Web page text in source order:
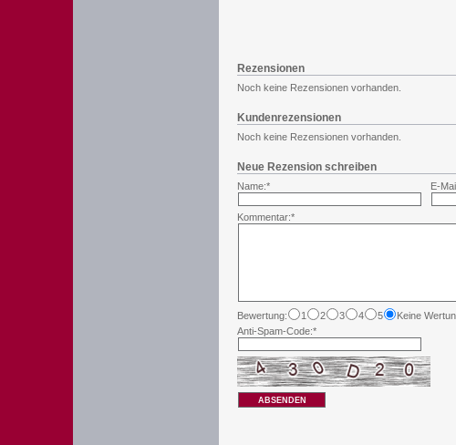
Rezensionen
Noch keine Rezensionen vorhanden.
Kundenrezensionen
Noch keine Rezensionen vorhanden.
Neue Rezension schreiben
Name:* E-
Kommentar:*
Bewertung: 1 2 3 4 5
Keine
Anti-Spam-Code:*
ABSENDEN